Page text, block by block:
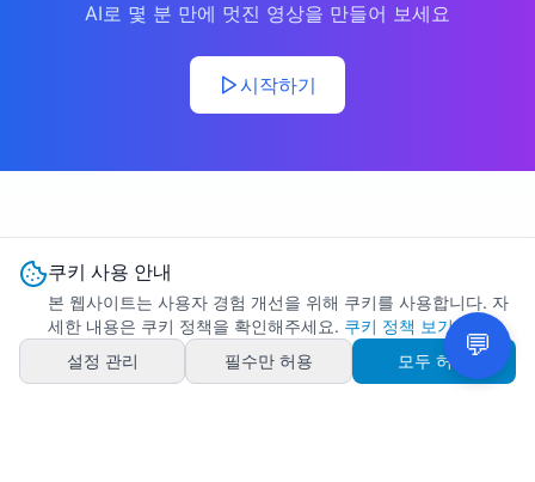
AI로 몇 분 만에 멋진 영상을 만들어 보세요
시작하기
쿠키 사용 안내
본 웹사이트는 사용자 경험 개선을 위해 쿠키를 사용합니다. 자
세한 내용은 쿠키 정책을 확인해주세요. 쿠키 정책 보기
설정 관리
필수만 허용 모두 허용